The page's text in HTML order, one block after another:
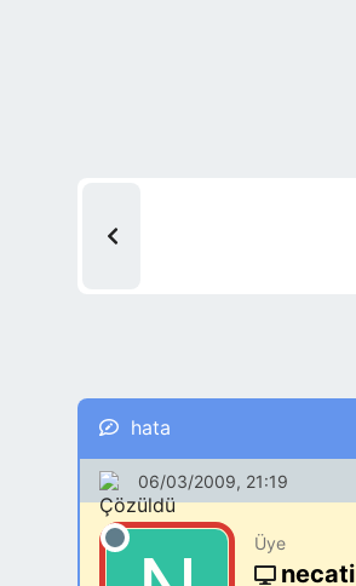
hata
06/03/2009, 21:19
Üye
necati